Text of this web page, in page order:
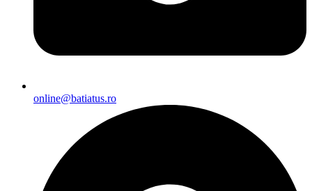
online@batiatus.ro